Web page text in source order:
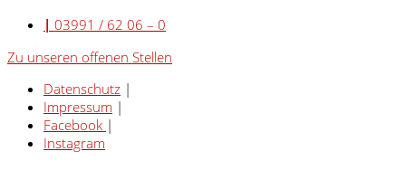
| 03991 / 62 06 – 0
Zu unseren offenen Stellen
Datenschutz |
Impressum |
Facebook |
Instagram